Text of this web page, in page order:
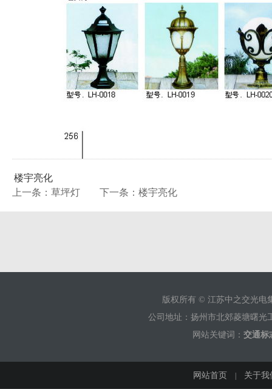
楼宇亮化
上一条：草坪灯
下一条：楼宇亮化
版权所有 © 江苏中之交光
公司地址：扬州市北郊菱塘曙光
网站关键词： 交通标
网站首页 关于我